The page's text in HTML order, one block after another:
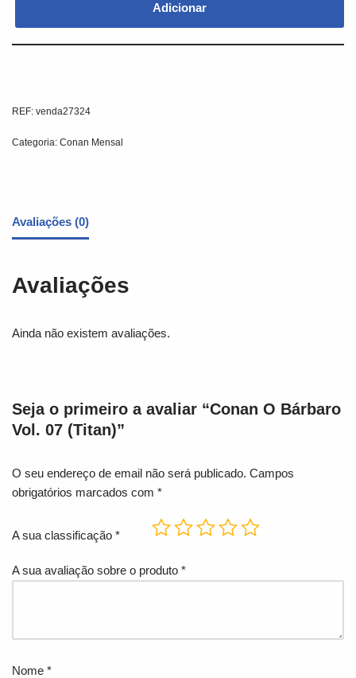
Adicionar
REF: venda27324
Categoria: Conan Mensal
Avaliações (0)
Avaliações
Ainda não existem avaliações.
Seja o primeiro a avaliar “Conan O Bárbaro
Vol. 07 (Titan)”
O seu endereço de email não será publicado. Campos
obrigatórios marcados com *
A sua classificação *
A sua avaliação sobre o produto *
Nome *